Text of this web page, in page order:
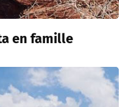
en famille